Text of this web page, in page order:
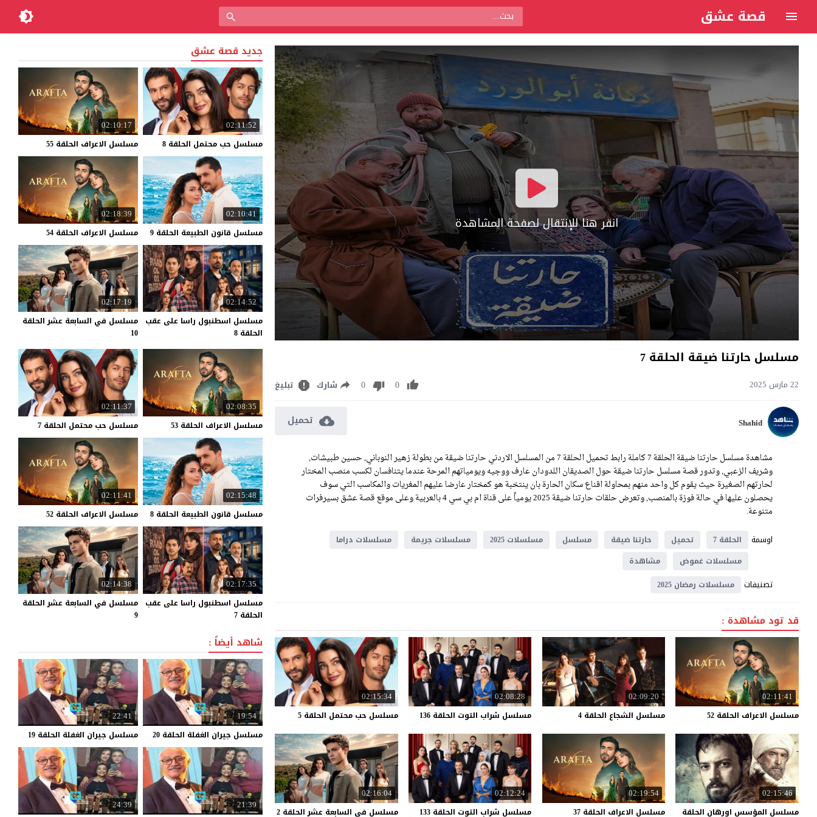
قصة عشق
انقر هنا للإنتقال لصفحة المشاهدة
مسلسل حارتنا ضيقة الحلقة 7
22 مارس 2025 0
0 شارك تبليغ
Shahid تحميل
مشاهدة مسلسل حارتنا ضيقة الحلقة 7 كاملة رابط تحميل الحلقة 7 من المسلسل الاردني حارتنا ضيقة من بطولة زهير النوباني, حسين طبيشات,
وشريف الزعبي, وتدور قصة مسلسل حارتنا ضيقة حول الصديقان اللدودان عارف ووجيه ويومياتهم المرحة عندما يتنافسان لكسب منصب المختار
لحارتهم الصغيرة حيث يقوم كل واحد منهم بمحاولة اقناع سكان الحارة بان ينتخبة هو كمختار عارضا عليهم المغريات والمكاسب التي سوف
يحصلون عليها في حالة فوزة بالمنصب, وتعرض حلقات حارتنا ضيقة 2025 يومياً على قناة ام بي سي 4 بالعربية وعلى موقع قصة عشق بسيرفرات
متنوعة.
اوسمة
الحلقة 7 تحميل حارتنا ضيقة مسلسل مسلسلات 2025 مسلسلات جريمة
مسلسلات دراما
مسلسلات غموض
مشاهدة
تصنيفات مسلسلات رمضان 2025
قد تود مشاهدة :
02:11:41
مسلسل الاعراف الحلقة 52
02:09:20
مسلسل الشجاع الحلقة 4
02:08:28
مسلسل شراب التوت الحلقة 136
02:15:34
مسلسل حب محتمل الحلقة 5
02:15:46
مسلسل المؤسس اورهان الحلقة
02:19:54
مسلسل الاعراف الحلقة 37
02:12:24
مسلسل شراب التوت الحلقة 133
02:16:04
مسلسل في السابعة عشر الحلقة 2
جديد قصة عشق
02:11:52
مسلسل حب محتمل الحلقة 8
02:10:17
مسلسل الاعراف الحلقة 55
02:10:41
مسلسل قانون الطبيعة الحلقة 9
02:18:39
مسلسل الاعراف الحلقة 54
02:14:52
مسلسل اسطنبول راسا على عقب
الحلقة 8
02:17:19
مسلسل في السابعة عشر الحلقة
10
02:08:35
مسلسل الاعراف الحلقة 53
02:11:37
مسلسل حب محتمل الحلقة 7
02:15:48
مسلسل قانون الطبيعة الحلقة 8
02:11:41
مسلسل الاعراف الحلقة 52
02:17:35
مسلسل اسطنبول راسا على عقب
الحلقة 7
02:14:38
مسلسل في السابعة عشر الحلقة
9
شاهد أيضاً :
19:54
مسلسل جيران الغفلة الحلقة 20
22:41
مسلسل جيران الغفلة الحلقة 19
21:39
24:39